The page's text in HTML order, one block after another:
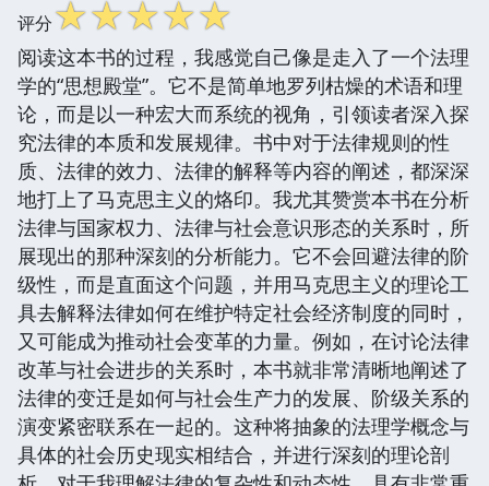
评分☆☆☆☆☆
阅读这本书的过程，我感觉自己像是走入了一个法理
学的“思想殿堂”。它不是简单地罗列枯燥的术语和理
论，而是以一种宏大而系统的视角，引领读者深入探
究法律的本质和发展规律。书中对于法律规则的性
质、法律的效力、法律的解释等内容的阐述，都深深
地打上了马克思主义的烙印。我尤其赞赏本书在分析
法律与国家权力、法律与社会意识形态的关系时，所
展现出的那种深刻的分析能力。它不会回避法律的阶
级性，而是直面这个问题，并用马克思主义的理论工
具去解释法律如何在维护特定社会经济制度的同时，
又可能成为推动社会变革的力量。例如，在讨论法律
改革与社会进步的关系时，本书就非常清晰地阐述了
法律的变迁是如何与社会生产力的发展、阶级关系的
演变紧密联系在一起的。这种将抽象的法理学概念与
具体的社会历史现实相结合，并进行深刻的理论剖